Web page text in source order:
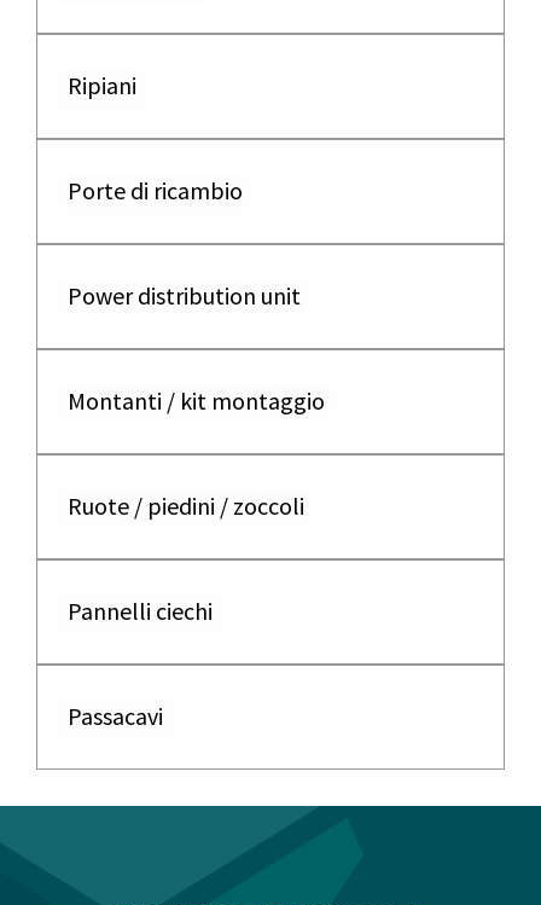
Ripiani
Porte di ricambio
Power distribution unit
Montanti / kit montaggio
Ruote / piedini / zoccoli
Pannelli ciechi
Passacavi